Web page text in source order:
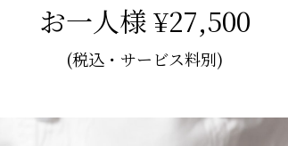
お一人様 ¥27,500
(税込・サービス料別)